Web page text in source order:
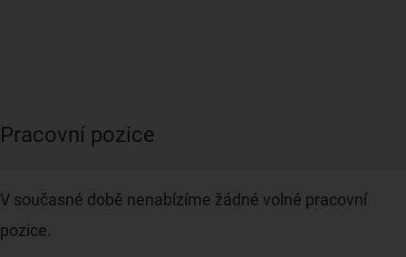
Pracovní pozice
V současné době nenabízíme žádné volné pracovní
pozice.